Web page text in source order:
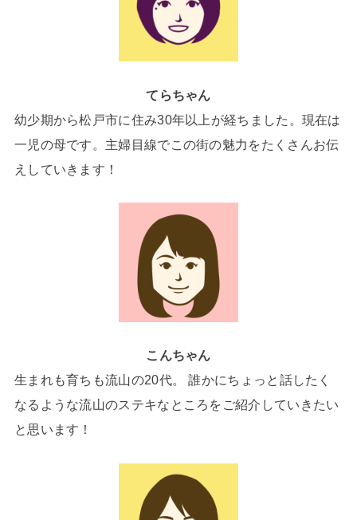
てらちゃん
幼少期から松戸市に住み30年以上が経ちました。現在は
一児の母です。主婦目線でこの街の魅力をたくさんお伝
えしていきます！
こんちゃん
生まれも育ちも流山の20代。 誰かにちょっと話したく
なるような流山のステキなところをご紹介していきたい
と思います！